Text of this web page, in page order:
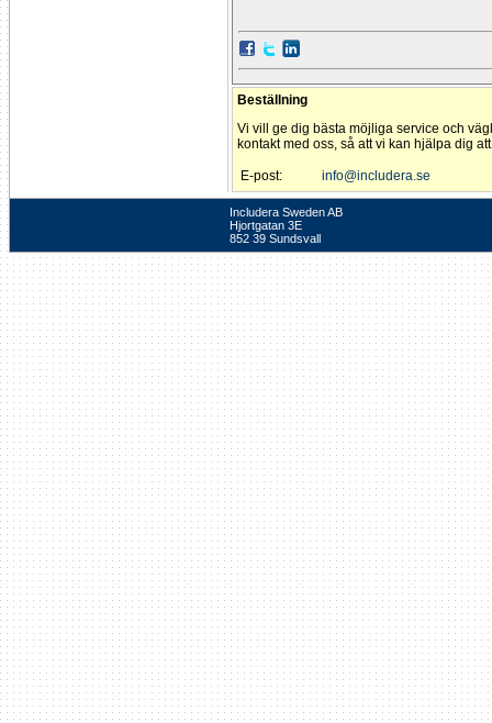
Beställning
Vi vill ge dig bästa möjliga service och
kontakt med oss, så att vi kan hjälpa dig
E-post: info@includera.se
Includera Sweden AB
Hjortgatan 3E
852 39 Sundsvall